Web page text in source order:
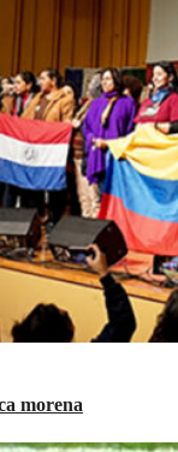
morena